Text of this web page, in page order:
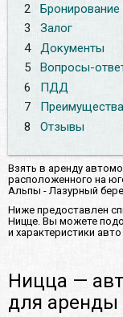
2
Бронирование
3
Залог
4
Документы
5
Вопросы-
6
ПДД
7
Преимущества
8
Отзывы
Взять в аренду
расположенного на
Альпы - Лазурный
Ниже предоставлен
Ницце. Вы можете
и характеристики
Ницца —
для аренды